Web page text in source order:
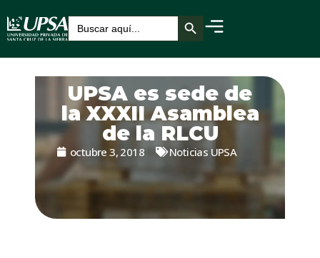
Buscar: Botón de búsqueda
UPSA es sede de
la XXXII Asamblea
de la RLCU
octubre 3, 2018 Noticias UPSA